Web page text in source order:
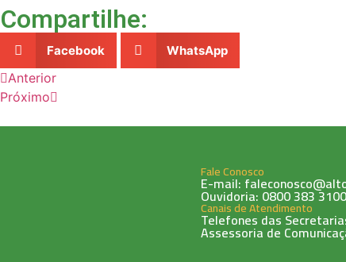
Compartilhe:
Facebook WhatsApp
Anterior
Próximo
Fale Conosco
E-mail:
Ouvidoria: 0800 383 3100
Canais de Atendimento
Telefones das
Assessoria de